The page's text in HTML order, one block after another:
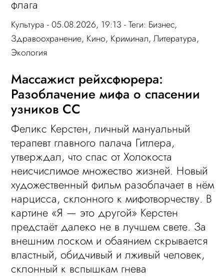
флага
Культура - 05.08.2026, 19:13 - Теги: Бизнес,
Здравоохранение, Кино, Криминал,Литература,
Экология
Массажист рейхсфюрера:
Разоблачение мифа о спасении
узников СС
Феликс Керстен, личный мануальный
терапевт главного палача Гитлера,
утверждал, что спас от Холокоста
неисчислимое множество жизней. Новый
художественный фильм разоблачает в нём
нарцисса, склонного к мифотворчеству. В
картине «Я — это другой» Керстен
предстаёт далеко не в лучшем свете. За
внешним лоском и обаянием скрывается
властный, обидчивый и лживый человек,
склонный к вспышкам гнева